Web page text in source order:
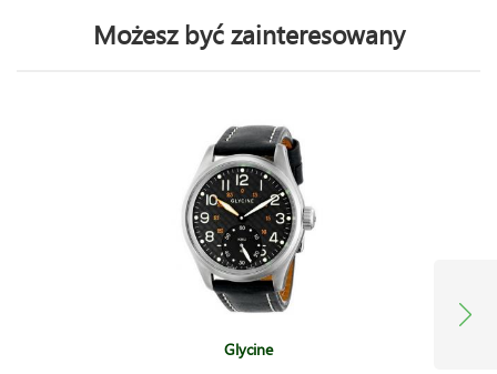
Możesz być zainteresowany
Glycine